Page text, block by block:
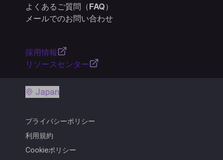
よくあるご質問（FAQ）
メールでのお問い合わせ
採用情報
リソースセンター
プライバシーポリシー
利用規約
Cookieポリシー
Japan